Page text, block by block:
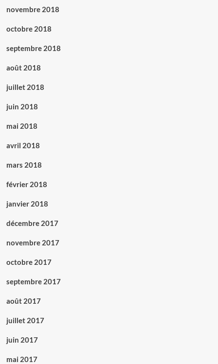
novembre 2018
octobre 2018
septembre 2018
août 2018
juillet 2018
juin 2018
mai 2018
avril 2018
mars 2018
février 2018
janvier 2018
décembre 2017
novembre 2017
octobre 2017
septembre 2017
août 2017
juillet 2017
juin 2017
mai 2017